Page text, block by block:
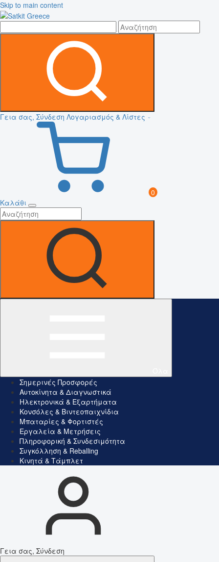
Skip to main content
Γεια σας, Σύνδεση Λογαριασμός & Λίστες
0
Καλάθι
Σημερινές Προσφορές
Αυτοκίνητα & Διαγνωστικά
Ηλεκτρονικά & Εξαρτήματα
Κονσόλες & Βιντεοπαιχνίδια
Μπαταρίες & Φορτιστές
Εργαλεία & Μετρήσεις
Πληροφορική & Συνδεσιμότητα
Συγκόλληση & Reballing
Κινητά & Τάμπλετ
Γεια σας, Σύνδεση